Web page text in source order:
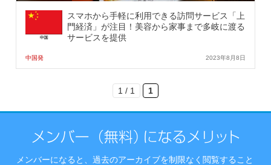
スマホから手軽に利用できる訪問サービス「上
門経済」が注目！美容から家事まで多岐に渡る
サービスを提供
中国発 2023年8月8日
1 / 1 1
メンバーになると、過去のアーカイブを制限なく閲覧すること